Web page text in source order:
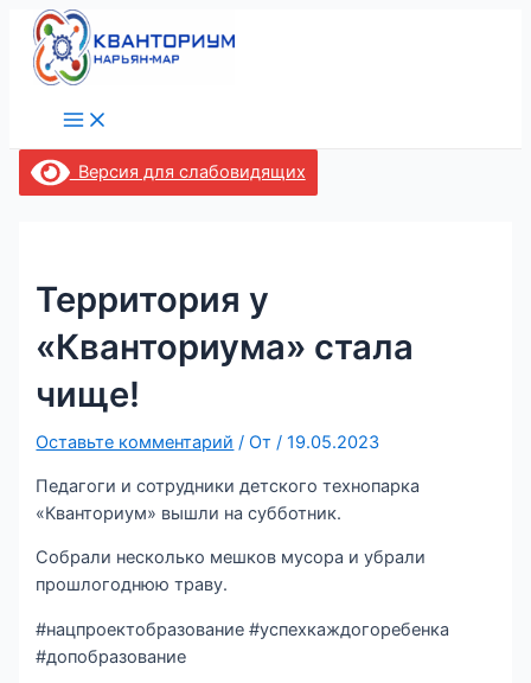
Перейти
содержимому
Main
Menu
Версия для слабовидящих
Территория у
«Кванториума» стала
чище!
Оставьте комментарий / От/19.05.2023
Педагоги и сотрудники детского технопарка
«Кванториум» вышли на субботник.
Собрали несколько мешков мусора и убрали
прошлогоднюю траву.
#нацпроектобразование #успехкаждогоребенка
#допобразование
Навигация
по
записям